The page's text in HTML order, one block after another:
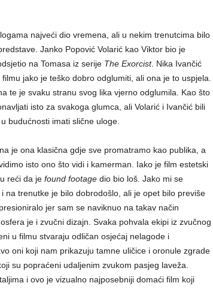
najveći dio vremena, ali u nekim trenutcima bilo
Janko Popović Volarić kao Viktor bio je
na Tomasa iz serije The Exorcist. Nika Ivančić
jako je teško dobro odglumiti, ali ona je to uspjela.
te je svaku stranu svog lika vjerno odglumila. Kao što
isto za svakoga glumca, ali Volarić i Ivančić bili
budućnosti imati slične uloge.
je ona klasična gdje sve promatramo kao publika, a
isto ono što vidi i kamerman. Iako je film estetski
reći da je found footagedio bio loš. Jako mi se
na trenutke je bilo dobrodošlo, ali je opet bilo previše
jer sam se naviknuo na takav način
je i zvučni dizajn. Svaka pohvala ekipi iz zvučnog
u filmu stvaraju odličan osjećaj nelagode i
oni koji nam prikazuju tamne uličice i oronule zgrade
su popraćeni udaljenim zvukom pasjeg laveža.
i ovo je vizualno najposebniji domaći film koji